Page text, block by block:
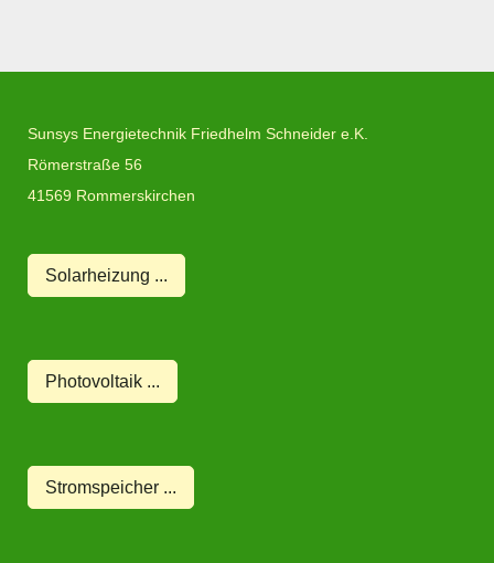
Sunsys Energietechnik Friedhelm Schneider e.K.
Römerstraße 56
41569 Rommerskirchen
Solarheizung ...
Photovoltaik ...
Stromspeicher ...